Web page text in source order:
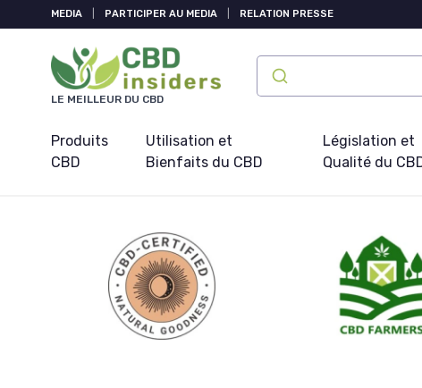
MEDIA PARTICIPER AU MEDIA RELATION PRESSE
LE MEILLEUR DU CBD
Produits
CBD
Utilisation et
Bienfaits du CBD
Législation et
Qualité du
Panneau de gestion des cookies